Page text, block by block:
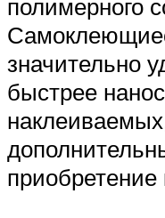
полимерного
значительно
быстрее